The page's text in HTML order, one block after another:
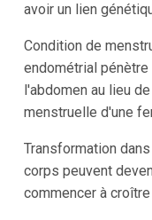
avoir un lien
Condition de
endométrial
l'abdomen au lieu
menstruelle d'une
Transformation
corps peuvent
commencer à